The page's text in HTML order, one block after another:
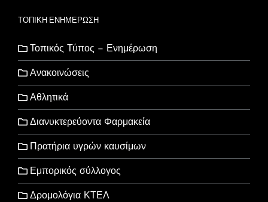
ΤΟΠΙΚΗ ΕΝΗΜΕΡΩΣΗ
Τοπικός Τύπος – Ενημέρωση
Ανακοινώσεις
Αθλητικά
Διανυκτερεύοντα Φαρμακεία
Πρατήρια υγρών καυσίμων
Εμπορικός σύλλογος
Δρομολόγια ΚΤΕΛ